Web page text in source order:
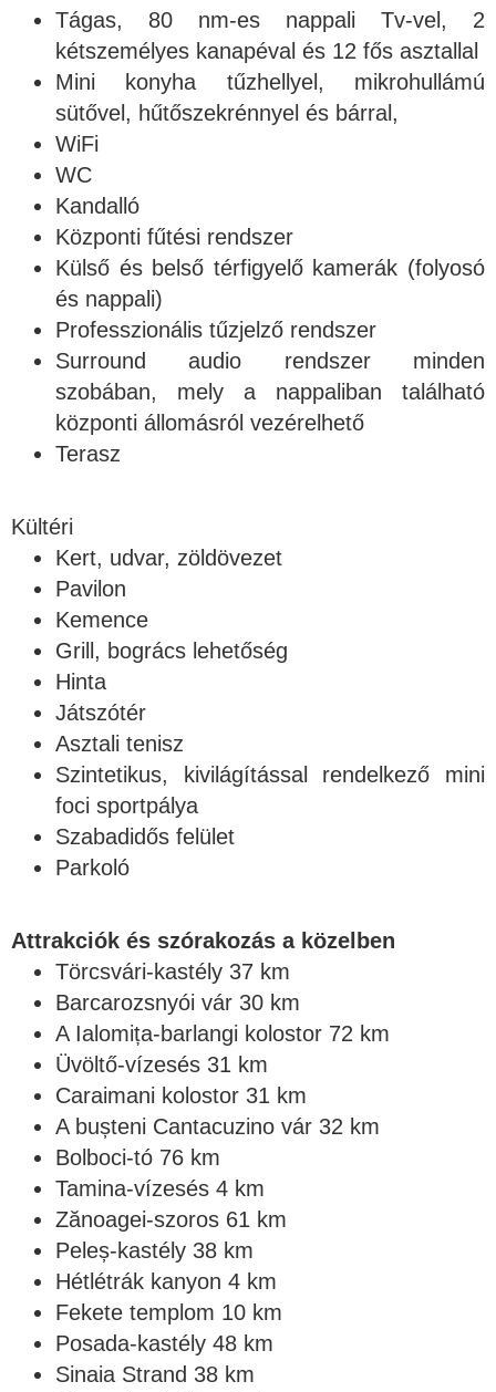
Tágas, 80 nm-es nappali Tv-vel, 2
kétszemélyes kanapéval és 12 fős asztallal
Mini konyha tűzhellyel, mikrohullámú
sütővel, hűtőszekrénnyel és bárral,
WiFi
WC
Kandalló
Központi fűtési rendszer
Külső és belső térfigyelő kamerák (folyosó
és nappali)
Professzionális tűzjelző rendszer
Surround audio rendszer minden
szobában, mely a nappaliban található
központi állomásról vezérelhető
Terasz
Kültéri
Kert, udvar, zöldövezet
Pavilon
Kemence
Grill, bogrács lehetőség
Hinta
Játszótér
Asztali tenisz
Szintetikus, kivilágítással rendelkező mini
foci sportpálya
Szabadidős felület
Parkoló
Attrakciók és szórakozás a közelben
Törcsvári-kastély 37 km
Barcarozsnyói vár 30 km
A Ialomița-barlangi kolostor 72 km
Üvöltő-vízesés 31 km
Caraimani kolostor 31 km
A bușteni Cantacuzino vár 32 km
Bolboci-tó 76 km
Tamina-vízesés 4 km
Zănoagei-szoros 61 km
Peleș-kastély 38 km
Hétlétrák kanyon 4 km
Fekete templom 10 km
Posada-kastély 48 km
Sinaia Strand 38 km